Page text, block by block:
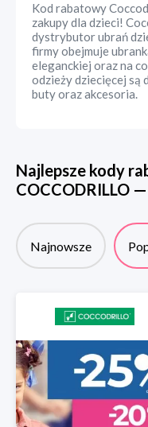
Kod rabatowy
zakupy dla dzieci!
dystrybutor ubrań
firmy obejmuje
eleganckiej oraz na
odzieży dziecięcej są
buty oraz akcesoria.
Najlepsze kody
COCCODRILLO —
Najnowsze